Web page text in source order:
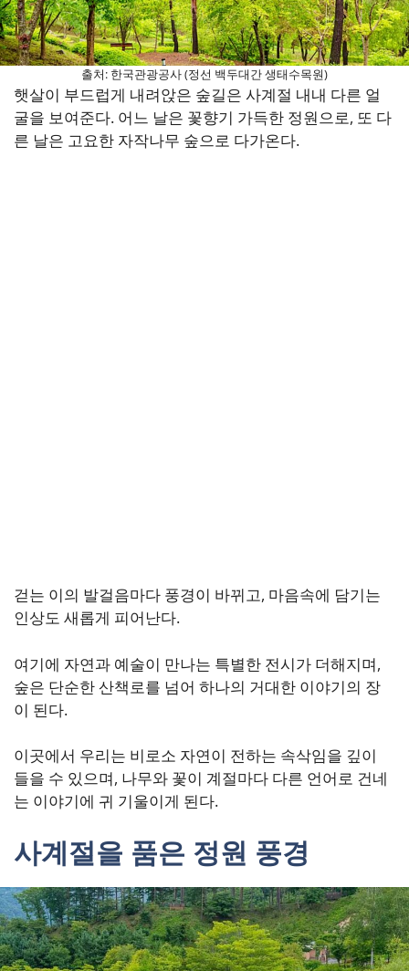
출처: 한국관광공사 (정선 백두대간 생태수목원)
햇살이 부드럽게 내려앉은 숲길은 사계절 내내 다른 얼
굴을 보여준다. 어느 날은 꽃향기 가득한 정원으로, 또 다
른 날은 고요한 자작나무 숲으로 다가온다.
걷는 이의 발걸음마다 풍경이 바뀌고, 마음속에 담기는
인상도 새롭게 피어난다.
여기에 자연과 예술이 만나는 특별한 전시가 더해지며,
숲은 단순한 산책로를 넘어 하나의 거대한 이야기의 장
이 된다.
이곳에서 우리는 비로소 자연이 전하는 속삭임을 깊이
들을 수 있으며, 나무와 꽃이 계절마다 다른 언어로 건네
는 이야기에 귀 기울이게 된다.
사계절을 품은 정원 풍경